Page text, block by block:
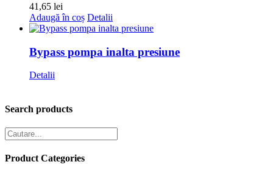
Opțiunile
pot
fi
alese
în
41,65 lei
Adaugă în coș Detalii
Bypass pompa inalta presiune
Detalii
Search products
Product Categories